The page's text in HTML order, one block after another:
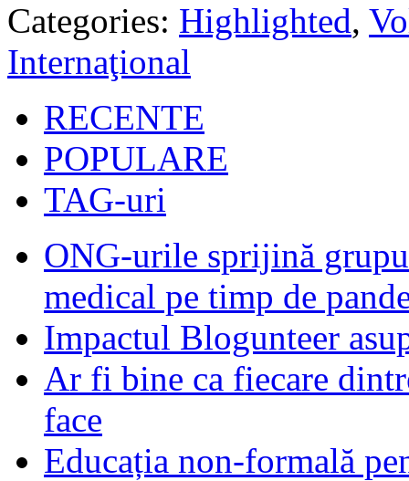
Categories: Highlighted,
Internaţional
RECENTE
POPULARE
TAG-uri
ONG-urile sprijină
medical pe timp de
Impactul Blogunteer
Ar fi bine ca fiecare
face
Educația non-formală